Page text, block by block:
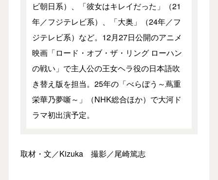
ビ朝日系）、「彼女はキレイだった」（21
年／フジテレビ系）、「大奥」（24年／フ
ジテレビ系）など。12月27日公開のアニメ
映画「ロード・オブ・ザ・リング ローハン
の戦い」で主人公の王女ヘラ役の日本語吹
き替え版を担当。25年の「べらぼう～蔦重
栄華乃夢噺～」（NHK総合ほか）で大河ド
ラマ初出演予定。
取材・文／Kizuka 撮影／尾崎篤志